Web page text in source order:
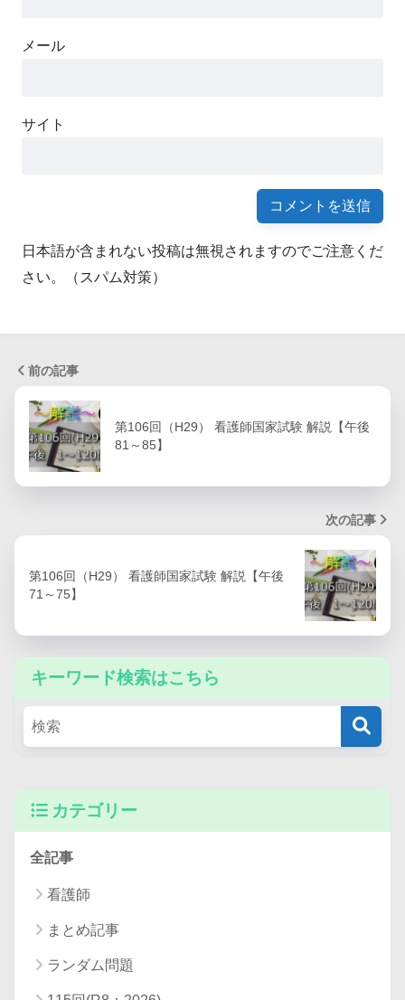
メール
サイト
日本語が含まれない投稿は無視されますのでご注意くだ
さい。（スパム対策）
前の記事
第106回（H29） 看護師国家試験 解説【午後
81～85】
次の記事
第106回（H29） 看護師国家試験 解説【午後
71～75】
キーワード検索はこちら
カテゴリー
全記事
看護師
まとめ記事
ランダム問題